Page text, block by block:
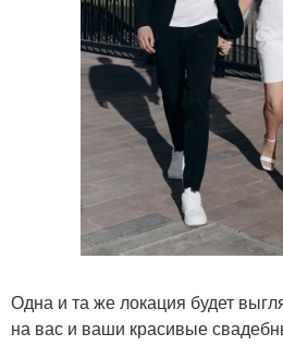
Одна и та же локация будет
на вас и ваши красивые